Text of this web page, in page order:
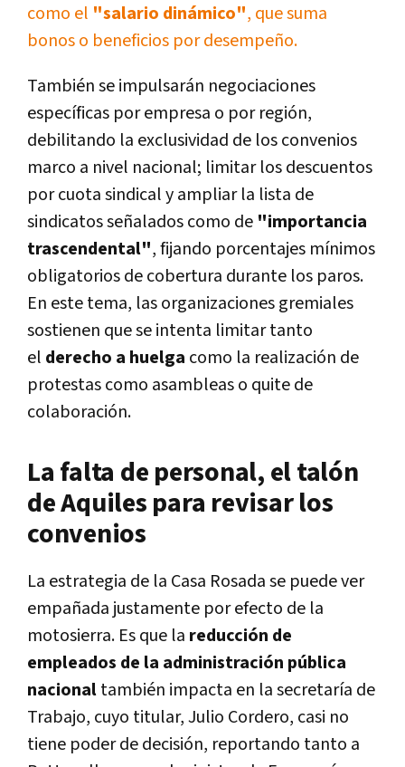
como el "salario dinámico", que suma
bonos o beneficios por desempeño.
También se impulsarán negociaciones
específicas por empresa o por región,
debilitando la exclusividad de los convenios
marco a nivel nacional; limitar los descuentos
por cuota sindical y ampliar la lista de
sindicatos señalados como de "importancia
trascendental", fijando porcentajes mínimos
obligatorios de cobertura durante los paros.
En este tema, las organizaciones gremiales
sostienen que se intenta limitar tanto
el derecho a huelga como la realización de
protestas como asambleas o quite de
colaboración.
La falta de personal, el talón
de Aquiles para revisar los
convenios
La estrategia de la Casa Rosada se puede ver
empañada justamente por efecto de la
motosierra. Es que la reducción de
empleados de la administración pública
nacionaltambién impacta en la secretaría de
Trabajo, cuyo titular, Julio Cordero, casi no
tiene poder de decisión, reportando tanto a